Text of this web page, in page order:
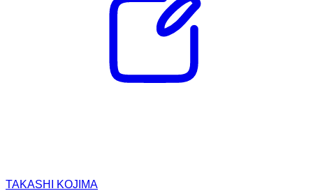
TAKASHI KOJIMA